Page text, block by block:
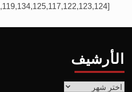
[gallery ids="120,119,134,125,117,122,123,124"]
الأرشيف
الأرشيف